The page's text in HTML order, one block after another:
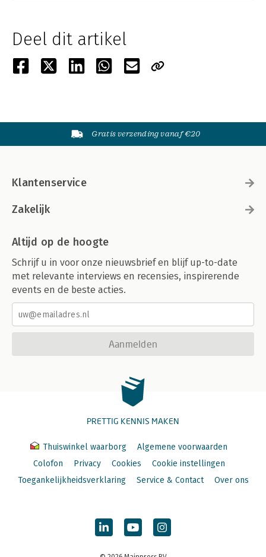
Deel dit artikel
Gratis verzending vanaf €20
Klantenservice
Zakelijk
Altijd op de hoogte
Schrijf u in voor onze nieuwsbrief en blijf up-to-date
met relevante interviews en recensies, inspirerende
events en de beste acties.
Aanmelden
PRETTIG KENNIS MAKEN
Thuiswinkel waarborg
Algemene voorwaarden
Colofon
Privacy Cookies
Cookie instellingen
Toegankelijkheidsverklaring
Service & Contact Over ons